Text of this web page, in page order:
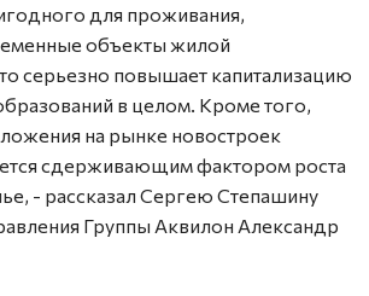
для проживания,
объекты жилой
серьезно повышает капитализацию
в целом. Кроме того,
на рынке новостроек
сдерживающим фактором роста
- рассказал Сергею Степашину
Группы Аквилон Александр